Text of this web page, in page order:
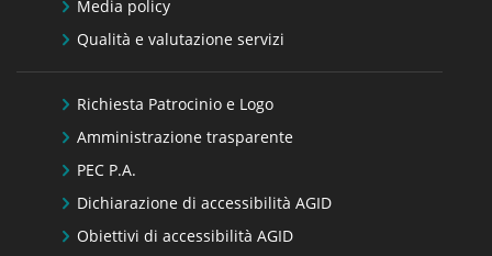
Media policy
Qualità e valutazione servizi
Richiesta Patrocinio e Logo
Amministrazione trasparente
PEC P.A.
Dichiarazione di accessibilità AGID
Obiettivi di accessibilità AGID